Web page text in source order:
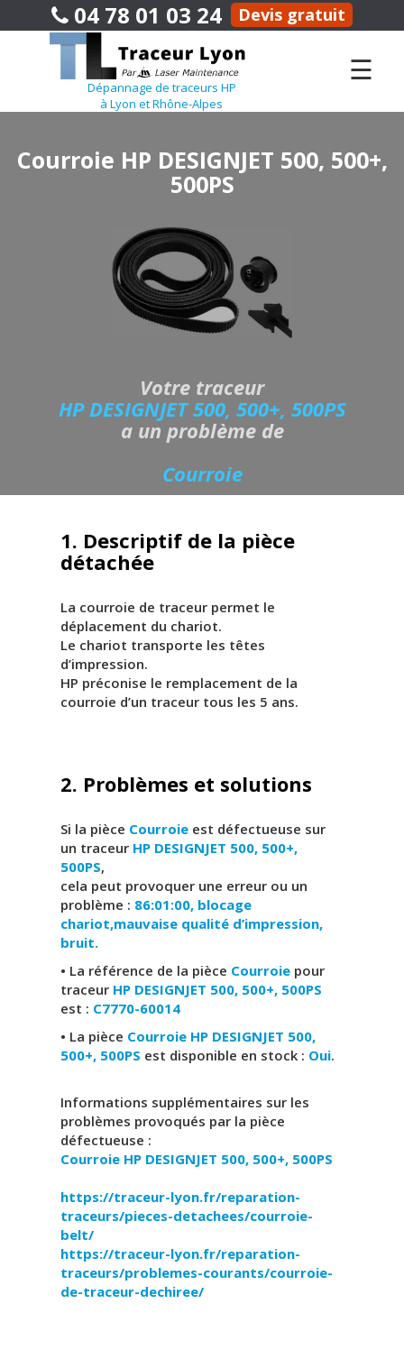
04 78 01 03 24 Devis gratuit
Dépannage de traceurs HP
à Lyon et Rhône-Alpes
☰
Courroie HP DESIGNJET 500, 500+,
500PS
Votre traceur
HP DESIGNJET 500, 500+, 500PS
a un problème de
Courroie
1. Descriptif de la pièce
détachée
La courroie de traceur permet le
déplacement du chariot.
Le chariot transporte les têtes
d’impression.
HP préconise le remplacement de la
courroie d’un traceur tous les 5 ans.
2. Problèmes et solutions
Si la pièce Courroie est défectueuse sur
un traceur HP DESIGNJET 500, 500+,
500PS,
cela peut provoquer une erreur ou un
problème : 86:01:00, blocage
chariot,mauvaise qualité d’impression,
bruit.
• La référence de la pièce Courroie pour
traceur HP DESIGNJET 500, 500+, 500PS
est : C7770-60014
• La pièce Courroie HP DESIGNJET 500,
500+, 500PS est disponible en stock : Oui.
Informations supplémentaires sur les
problèmes provoqués par la pièce
défectueuse :
Courroie HP DESIGNJET 500, 500+, 500PS
https://traceur-lyon.fr/reparation-
traceurs/pieces-detachees/courroie-
belt/
https://traceur-lyon.fr/reparation-
traceurs/problemes-courants/courroie-
de-traceur-dechiree/